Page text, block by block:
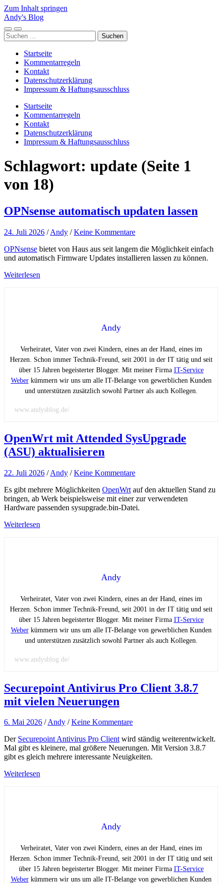
Zum Inhalt springen
Andy's Blog
Mobile-
Menü
Suchfeld
ein-/ausblenden
Suchen
nach:
Startseite
Kommentarregeln
Kontakt
Datenschutzerklärung
Impressum & Haftungsausschluss
Startseite
Kommentarregeln
Kontakt
Datenschutzerklärung
Impressum & Haftungsausschluss
Schlagwort: update (Seite 1
von 18)
OPNsense automatisch updaten lassen
24. Juli 2026 /Andy /Keine Kommentare
OPNsense bietet von Haus aus seit langem die Möglichkeit einfach
und automatisch Firmware Updates installieren lassen zu können.
Weiterlesen
Andy
Verheiratet, Vater von zwei Kindern, eines an der Hand, eines im
Herzen. Schon immer Technik-Freund, seit 2001 in der IT tätig und seit
über 15 Jahren begeisterter Blogger. Mit meiner Firma IT-Service
Weberkümmern wir uns um alle IT-Belange von gewerblichen Kunden
und unterstützen zusätzlich sowohl Partner als auch Kollegen.
www.andysblog.de/
OpenWrt mit Attended SysUpgrade
(ASU) aktualisieren
22. Juli 2026 /Andy /Keine Kommentare
Es gibt mehrere Möglichkeiten OpenWrt auf den aktuellen Stand zu
bringen, ab Werk beispielsweise mit einer zur verwendeten
Hardware passenden sysupgrade.bin-Datei.
Weiterlesen
Andy
Verheiratet, Vater von zwei Kindern, eines an der Hand, eines im
Herzen. Schon immer Technik-Freund, seit 2001 in der IT tätig und seit
über 15 Jahren begeisterter Blogger. Mit meiner Firma IT-Service
Weberkümmern wir uns um alle IT-Belange von gewerblichen Kunden
und unterstützen zusätzlich sowohl Partner als auch Kollegen.
www.andysblog.de/
Securepoint Antivirus Pro Client 3.8.7
mit vielen Neuerungen
6. Mai 2026 /Andy /Keine Kommentare
Der Securepoint Antivirus Pro Clientwird ständig weiterentwickelt.
Mal gibt es kleinere, mal größere Neuerungen. Mit Version 3.8.7
gibt es gleich mehrere interessante Neuigkeiten.
Weiterlesen
Andy
Verheiratet, Vater von zwei Kindern, eines an der Hand, eines im
Herzen. Schon immer Technik-Freund, seit 2001 in der IT tätig und seit
über 15 Jahren begeisterter Blogger. Mit meiner Firma IT-Service
Weberkümmern wir uns um alle IT-Belange von gewerblichen Kunden